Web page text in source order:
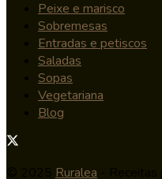
Peixe e marisco
Sobremesas
Entradas e petiscos
Saladas
Sopas
Vegetariana
Blog
Ruralea